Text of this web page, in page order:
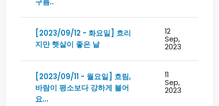
[2023/09/12 - 화요일] 흐리
지만 햇살이 좋은 날
12
Sep,
2023
[2023/09/11 - 월요일] 흐림,
바람이 평소보다 강하게 불어
요...
11
Sep,
2023